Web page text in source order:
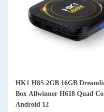
HK1 H8S 2GB 16GB
Box Allwinner H618 Quad
Android 12